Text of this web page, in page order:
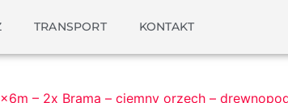
TRANSPORT KONTAKT
– 2x Brama – ciemny orzech –